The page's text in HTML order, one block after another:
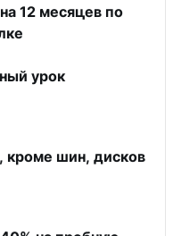
12 месяцев по
урок
кроме шин, дисков